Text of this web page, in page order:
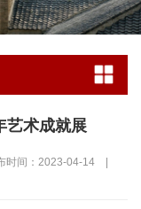
艺术成就展
时间：2023-04-14
|